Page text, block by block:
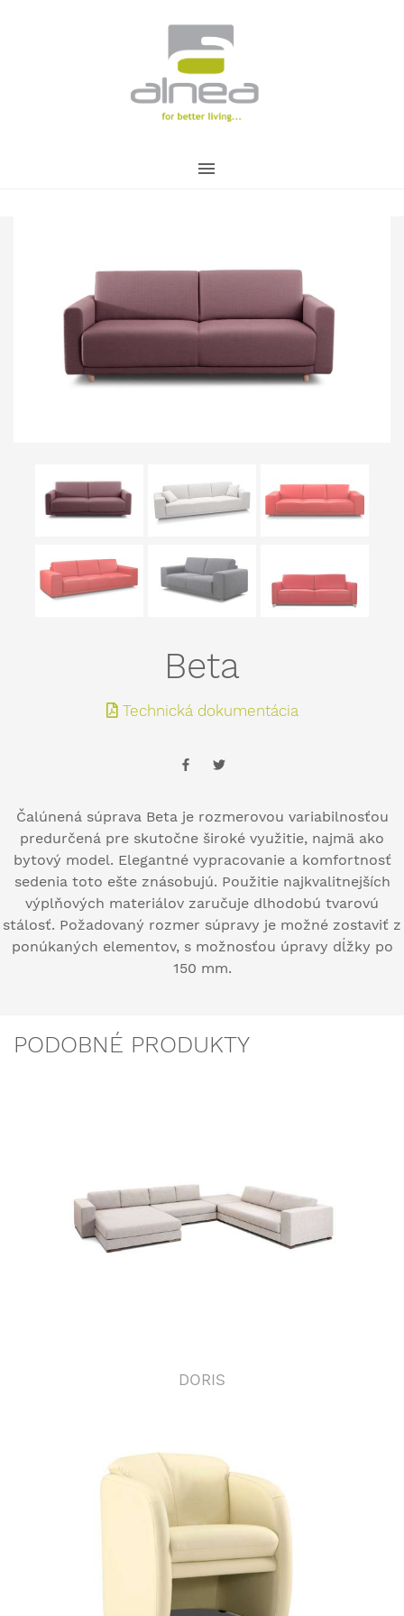
Beta
Technická dokumentácia
Čalúnená súprava Beta je rozmerovou variabilnosťou
predurčená pre skutočne široké využitie, najmä ako
bytový model. Elegantné vypracovanie a komfortnosť
sedenia toto ešte znásobujú. Použitie najkvalitnejších
výplňových materiálov zaručuje dlhodobú tvarovú
stálosť. Požadovaný rozmer súpravy je možné zostaviť z
ponúkaných elementov, s možnosťou úpravy dĺžky po
150 mm.
PODOBNÉ PRODUKTY
DORIS